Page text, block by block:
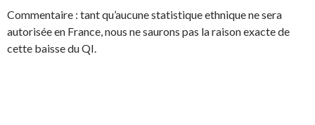
Commentaire : tant qu’aucune statistique ethnique ne sera
autorisée en France, nous ne saurons pas la raison exacte de
cette baisse du QI.